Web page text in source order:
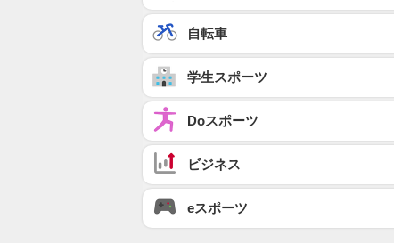
自転車
学生スポーツ
Doスポーツ
ビジネス
eスポーツ